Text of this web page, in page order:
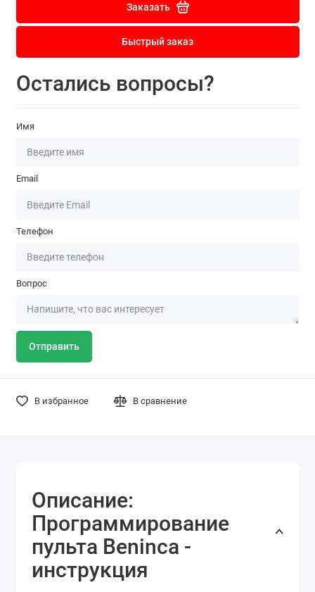
Заказать
Быстрый заказ
Остались вопросы?
Имя
Email
Телефон
Вопрос
Отправить
В избранное В сравнение
Описание:
Программирование
пульта Beninca -
инструкция